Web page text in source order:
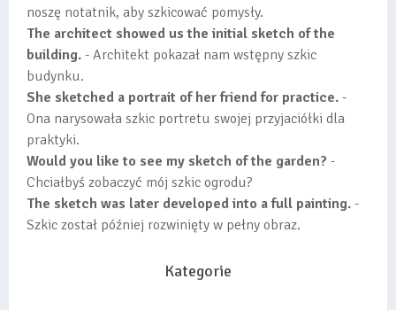
noszę notatnik, aby szkicować pomysły.
The architect showed us the initial sketch of the
building. - Architekt pokazał nam wstępny szkic
budynku.
She sketched a portrait of her friend for practice. -
Ona narysowała szkic portretu swojej przyjaciółki dla
praktyki.
Would you like to see my sketch of the garden? -
Chciałbyś zobaczyć mój szkic ogrodu?
The sketch was later developed into a full painting. -
Szkic został później rozwinięty w pełny obraz.
Kategorie